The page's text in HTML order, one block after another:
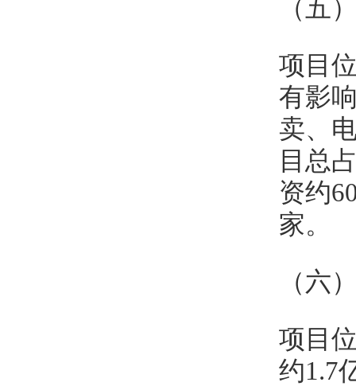
（五
项目
有影
卖、
目总
资约
家。
（六
项目
约1.7